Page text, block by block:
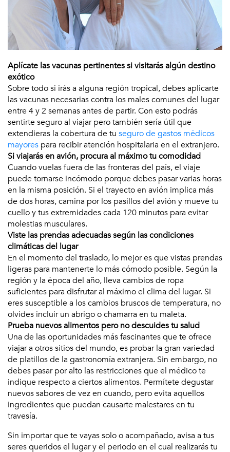
Aplícate las vacunas pertinentes si visitarás algún destino
exótico
Sobre todo si irás a alguna región tropical, debes aplicarte
las vacunas necesarias contra los males comunes del lugar
entre 4 y 2 semanas antes de partir. Con esto podrás
sentirte seguro al viajar pero también sería útil que
extendieras la cobertura de tu seguro de gastos médicos
mayores para recibir atención hospitalaria en el extranjero.
Si viajarás en avión, procura al máximo tu comodidad
Cuando vuelas fuera de las fronteras del país, el viaje
puede tornarse incómodo porque debes pasar varias horas
en la misma posición. Si el trayecto en avión implica más
de dos horas, camina por los pasillos del avión y mueve tu
cuello y tus extremidades cada 120 minutos para evitar
molestias musculares.
Viste las prendas adecuadas según las condiciones
climáticas del lugar
En el momento del traslado, lo mejor es que vistas prendas
ligeras para mantenerte lo más cómodo posible. Según la
región y la época del año, lleva cambios de ropa
suficientes para disfrutar al máximo el clima del lugar. Si
eres susceptible a los cambios bruscos de temperatura, no
olvides incluir un abrigo o chamarra en tu maleta.
Prueba nuevos alimentos pero no descuides tu salud
Una de las oportunidades más fascinantes que te ofrece
viajar a otros sitios del mundo, es probar la gran variedad
de platillos de la gastronomía extranjera. Sin embargo, no
debes pasar por alto las restricciones que el médico te
indique respecto a ciertos alimentos. Permítete degustar
nuevos sabores de vez en cuando, pero evita aquellos
ingredientes que puedan causarte malestares en tu
travesía.
Sin importar que te vayas solo o acompañado, avisa a tus
seres queridos el lugar y el periodo en el cual realizarás tu